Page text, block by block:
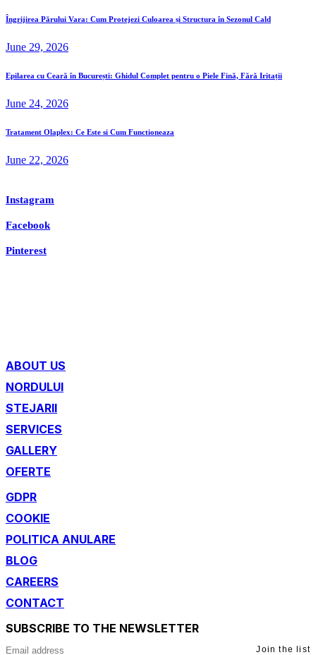
Îngrijirea Părului Vara: Cum Protejezi Culoarea și Structura în Sezonul Cald
June 29, 2026
Epilarea cu Ceară în București: Ghidul Complet pentru o Piele Fină, Fără Iritații
June 24, 2026
Tratament Olaplex: Ce Este si Cum Functioneaza
June 22, 2026
Instagram
Facebook
Pinterest
ABOUT US
NORDULUI
STEJARII
SERVICES
GALLERY
OFERTE
GDPR
COOKIE
POLITICA ANULARE
BLOG
CAREERS
CONTACT
SUBSCRIBE TO THE NEWSLETTER
Join the list